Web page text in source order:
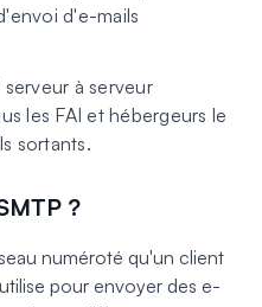
d'e-mails
à serveur
les FAI et hébergeurs le
sortants.
?
numéroté qu'un client
pour envoyer des e-